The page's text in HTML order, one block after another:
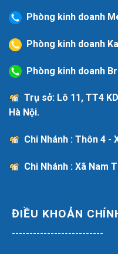
Phòng kinh doanh
Phòng kinh doanh
Phòng kinh doanh
Trụ sở: Lô 11, TT4
Hà Nội.
Chi Nhánh : Thôn 4 -
Chi Nhánh : Xã Nam
ĐIỀU KHOẢN
--------------------------